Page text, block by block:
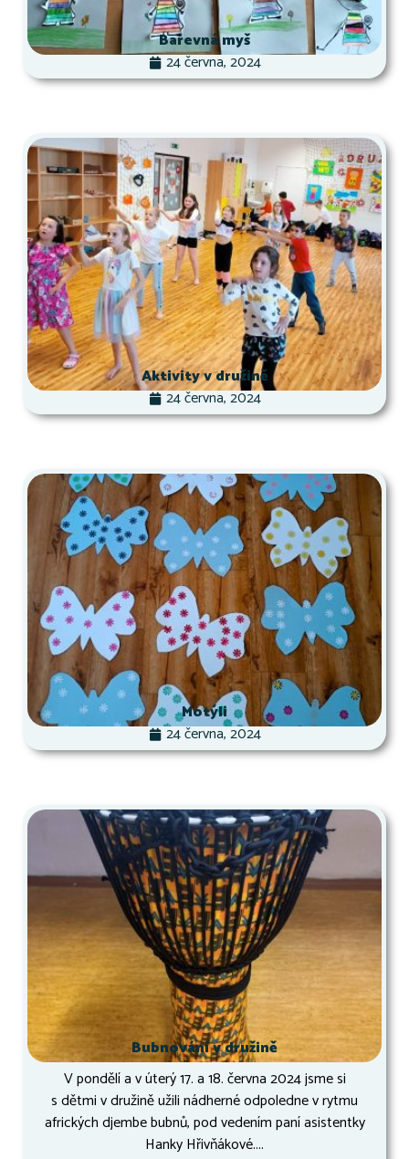
Barevná myš
24 června, 2024
Aktivity v družině
24 června, 2024
Motýli
24 června, 2024
Bubnování v družině
V pondělí a v úterý 17. a 18. června 2024 jsme si
s dětmi v družině užili nádherné odpoledne v rytmu
afrických djembe bubnů, pod vedením paní asistentky
Hanky Hřivňákové....